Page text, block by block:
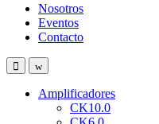
Nosotros
Eventos
Contacto
Amplificadores
CK10.0